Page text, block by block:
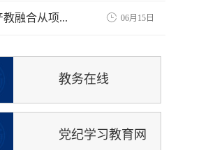
融合从项... 06月15日
教务在线
党纪学习教育网